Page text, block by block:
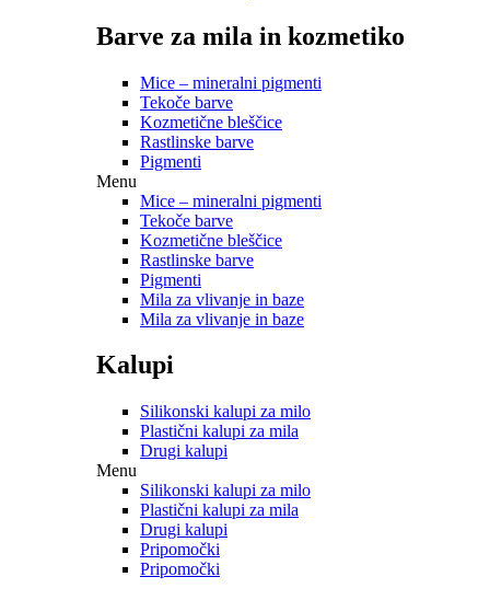
Barve za mila in kozmetiko
Mice – mineralni pigmenti
Tekoče barve
Kozmetične bleščice
Rastlinske barve
Pigmenti
Menu
Mice – mineralni pigmenti
Tekoče barve
Kozmetične bleščice
Rastlinske barve
Pigmenti
Mila za vlivanje in baze
Mila za vlivanje in baze
Kalupi
Silikonski kalupi za milo
Plastični kalupi za mila
Drugi kalupi
Menu
Silikonski kalupi za milo
Plastični kalupi za mila
Drugi kalupi
Pripomočki
Pripomočki